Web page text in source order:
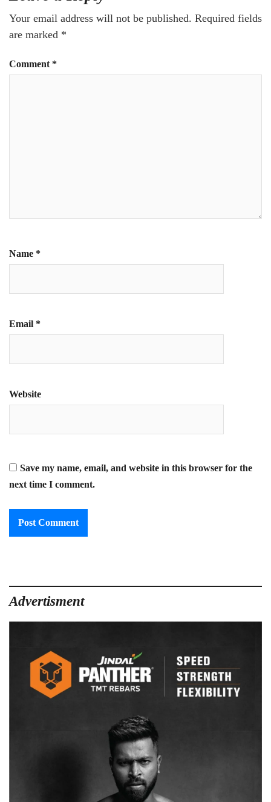
Your email address will not be published. Required fields
are marked *
Comment *
Name *
Email *
Website
Save my name, email, and website in this browser for the
next time I comment.
Advertisment